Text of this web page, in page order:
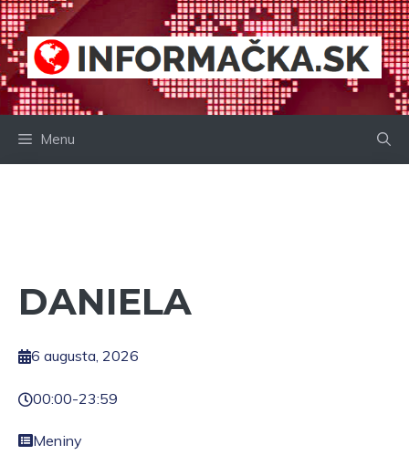
Preskočiť
na
obsah
Menu
DANIELA
6 augusta, 2026
00:00-23:59
Meniny